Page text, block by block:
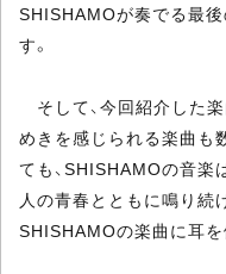
SHISHAMOが奏でる最
す。
そして、今回紹介した
めきを感じられる楽曲も
ても、SHISHAMOの音楽
人の青春とともに鳴り続
SHISHAMOの楽曲に耳を